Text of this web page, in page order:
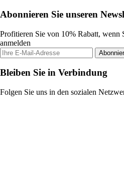
Abonnieren Sie unseren
Profitieren Sie von 10% Rabatt, wenn
anmelden
Bleiben Sie in Verbindung
Folgen Sie uns in den sozialen